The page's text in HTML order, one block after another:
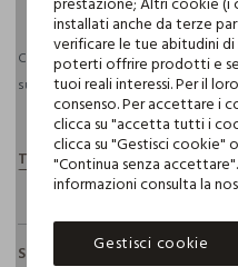
Consegna prevista entro il 09/08/
superiori a 30€ se possiedi una
Sostenibilità e trasparenza
installati anche da terze
verificare le tue abitudini
poterti offrire prodotti e
tuoi reali interessi. Per il
consenso. Per accettare i
clicca su "accetta tutti i
clicca su "Gestisci cookie"
"Continua senza
informazioni consulta la
Gestisci cookie